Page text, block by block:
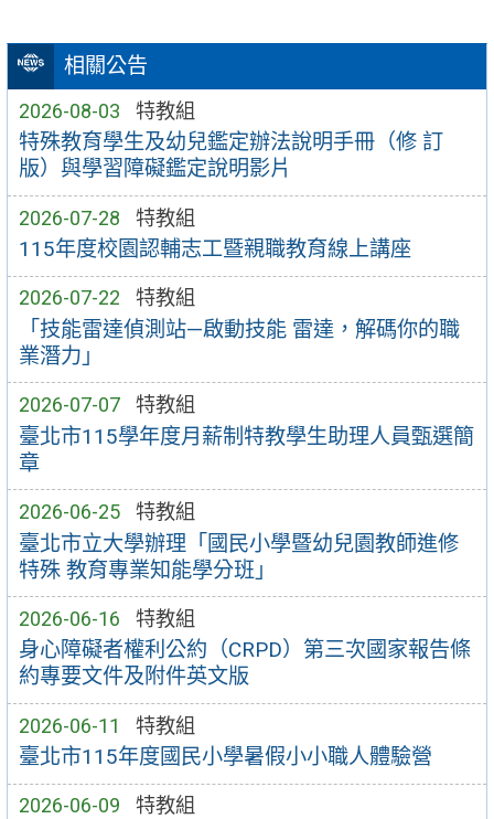
相關公告
2026-08-03 特教組
特殊教育學生及幼兒鑑定辦法說明手冊（修 訂
版）與學習障礙鑑定說明影片
2026-07-28 特教組
115年度校園認輔志工暨親職教育線上講座
2026-07-22 特教組
「技能雷達偵測站—啟動技能 雷達，解碼你的職
業潛力」
2026-07-07 特教組
臺北市115學年度月薪制特教學生助理人員甄選簡
章
2026-06-25 特教組
臺北市立大學辦理「國民小學暨幼兒園教師進修
特殊 教育專業知能學分班」
2026-06-16 特教組
身心障礙者權利公約（CRPD）第三次國家報告條
約專要文件及附件英文版
2026-06-11 特教組
臺北市115年度國民小學暑假小小職人體驗營
2026-06-09 特教組